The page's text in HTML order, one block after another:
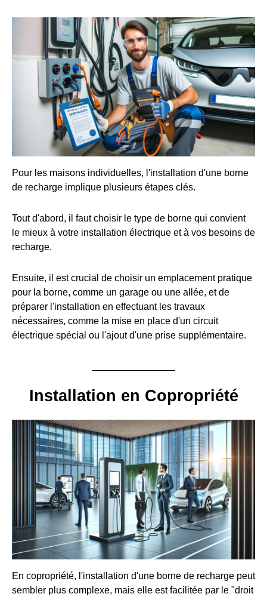
Pour les maisons individuelles, l'installation d'une borne
de recharge implique plusieurs étapes clés.
Tout d'abord, il faut choisir le type de borne qui convient
le mieux à votre installation électrique et à vos besoins de
recharge.
Ensuite, il est crucial de choisir un emplacement pratique
pour la borne, comme un garage ou une allée, et de
préparer l'installation en effectuant les travaux
nécessaires, comme la mise en place d'un circuit
électrique spécial ou l'ajout d'une prise supplémentaire.
Installation en Copropriété
En copropriété, l'installation d'une borne de recharge peut
sembler plus complexe, mais elle est facilitée par le "droit